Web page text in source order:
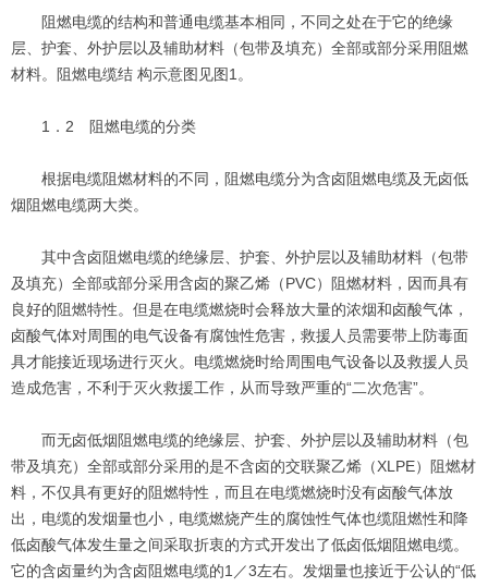
阻燃电缆的结构和普通电缆基本相同，不同之处在于它的绝缘
层、护套、外护层以及辅助材料（包带及填充）全部或部分采用阻燃
材料。阻燃电缆结 构示意图见图1。
1．2 阻燃电缆的分类
根据电缆阻燃材料的不同，阻燃电缆分为含卤阻燃电缆及无卤低
烟阻燃电缆两大类。
其中含卤阻燃电缆的绝缘层、护套、外护层以及辅助材料（包带
及填充）全部或部分采用含卤的聚乙烯（PVC）阻燃材料，因而具有
良好的阻燃特性。但是在电缆燃烧时会释放大量的浓烟和卤酸气体，
卤酸气体对周围的电气设备有腐蚀性危害，救援人员需要带上防毒面
具才能接近现场进行灭火。电缆燃烧时给周围电气设备以及救援人员
造成危害，不利于灭火救援工作，从而导致严重的“二次危害”。
而无卤低烟阻燃电缆的绝缘层、护套、外护层以及辅助材料（包
带及填充）全部或部分采用的是不含卤的交联聚乙烯（XLPE）阻燃材
料，不仅具有更好的阻燃特性，而且在电缆燃烧时没有卤酸气体放
出，电缆的发烟量也小，电缆燃烧产生的腐蚀性气体也缆阻燃性和降
低卤酸气体发生量之间采取折衷的方式开发出了低卤低烟阻燃电缆。
它的含卤量约为含卤阻燃电缆的1／3左右。发烟量也接近于公认的“低